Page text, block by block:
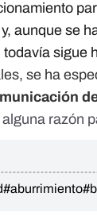
y, aunque se
todavía sigue
se ha
razón
#aburrimiento